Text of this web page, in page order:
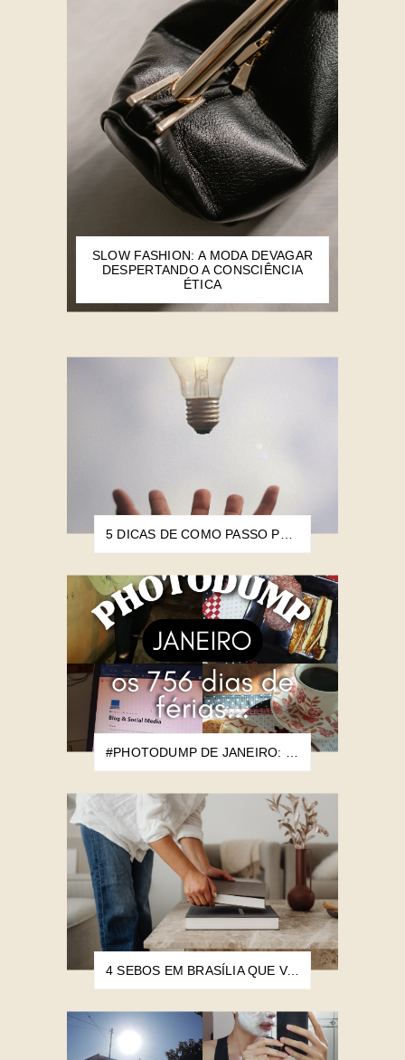
SLOW FASHION: A MODA DEVAGAR
DESPERTANDO A CONSCIÊNCIA
ÉTICA
4 SEBOS EM BRASÍLIA QUE VALEM A PENA CONHECER